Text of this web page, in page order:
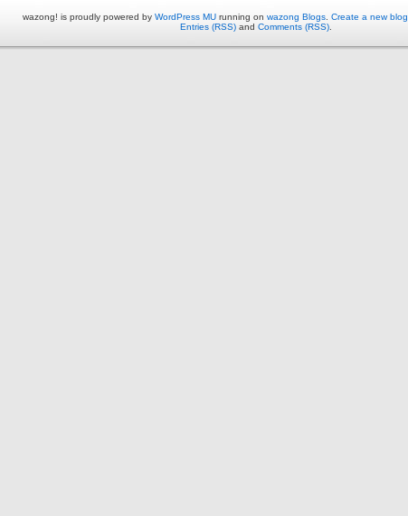
wazong! is proudly powered by WordPress MU running on wazong Blogs Create a new blog
Entries (RSS) and Comments (RSS)